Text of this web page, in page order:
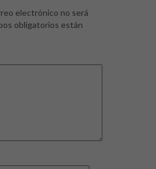
electrónico no será
obligatorios están